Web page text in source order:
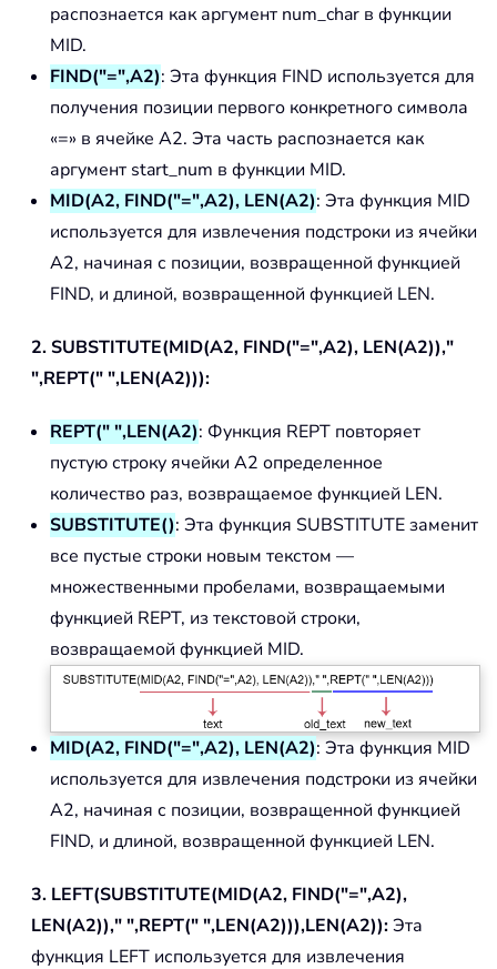
распознается как аргумент num_char в функции
MID.
FIND("=",A2): Эта функция FIND используется для
получения позиции первого конкретного символа
«=» в ячейке A2. Эта часть распознается как
аргумент start_num в функции MID.
MID(A2, FIND("=",A2), LEN(A2): Эта функция MID
используется для извлечения подстроки из ячейки
A2, начиная с позиции, возвращенной функцией
FIND, и длиной, возвращенной функцией LEN.
2. SUBSTITUTE(MID(A2, FIND("=",A2), LEN(A2)),"
",REPT(" ",LEN(A2))):
REPT(" ",LEN(A2): Функция REPT повторяет
пустую строку ячейки A2 определенное
количество раз, возвращаемое функцией LEN.
SUBSTITUTE(): Эта функция SUBSTITUTE заменит
все пустые строки новым текстом —
множественными пробелами, возвращаемыми
функцией REPT, из текстовой строки,
возвращаемой функцией MID.
MID(A2, FIND("=",A2), LEN(A2): Эта функция MID
используется для извлечения подстроки из ячейки
A2, начиная с позиции, возвращенной функцией
FIND, и длиной, возвращенной функцией LEN.
3. LEFT(SUBSTITUTE(MID(A2, FIND("=",A2),
LEN(A2))," ",REPT(" ",LEN(A2))),LEN(A2)):Эта
функция LEFT используется для извлечения